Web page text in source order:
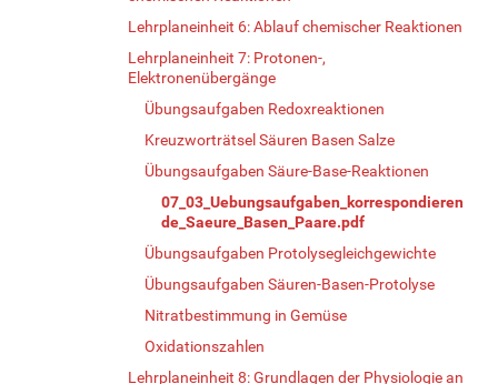
Lehrplaneinheit 6: Ablauf chemischer Reaktionen
Lehrplaneinheit 7: Protonen-,
Elektronenübergänge
Übungsaufgaben Redoxreaktionen
Kreuzworträtsel Säuren Basen Salze
Übungsaufgaben Säure-Base-Reaktionen
07_03_Uebungsaufgaben_korrespondieren
de_Saeure_Basen_Paare.pdf
Übungsaufgaben Protolysegleichgewichte
Übungsaufgaben Säuren-Basen-Protolyse
Nitratbestimmung in Gemüse
Oxidationszahlen
Lehrplaneinheit 8: Grundlagen der Physiologie an